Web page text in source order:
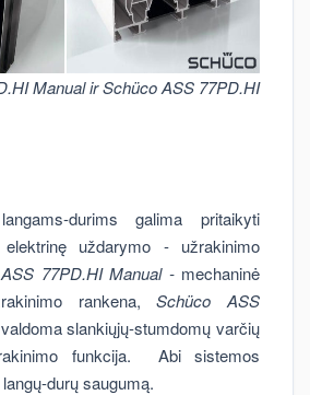
Manual ir Schüco ASS 77PD.HI
durims galima pritaikyti
uždarymo - užrakinimo
77PD.HI Manual - mechaninė
rankena,Schüco ASS
slankiųjų-stumdomų varčių
funkcija. Abi sistemos
durų saugumą.